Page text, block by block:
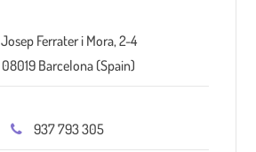
Josep Ferrater i Mora, 2-4
08019 Barcelona (Spain)
937 793 305